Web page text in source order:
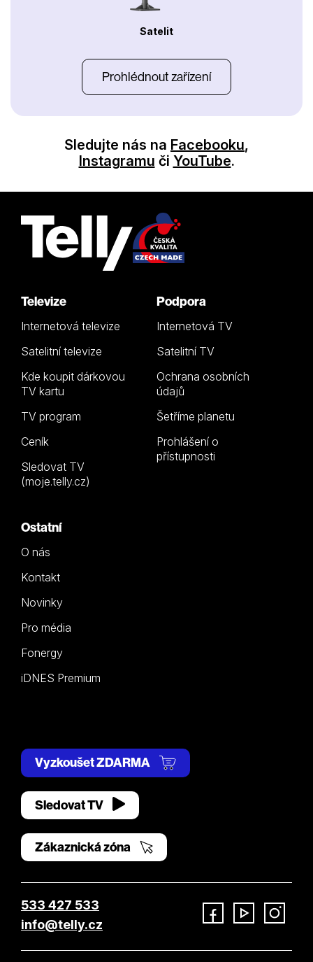
Satelit
Prohlédnout zařízení
Sledujte nás na Facebooku,
Instagramu či YouTube.
Televize
Internetová televize
Satelitní televize
Kde koupit dárkovou
TV kartu
TV program
Ceník
Sledovat TV
(moje.telly.cz)
Podpora
Internetová TV
Satelitní TV
Ochrana osobních
údajů
Šetříme planetu
Prohlášení o
přístupnosti
Ostatní
O nás
Kontakt
Novinky
Pro média
Fonergy
iDNES Premium
Vyzkoušet ZDARMA
Sledovat TV
Zákaznická zóna
533 427 533
info@telly.cz